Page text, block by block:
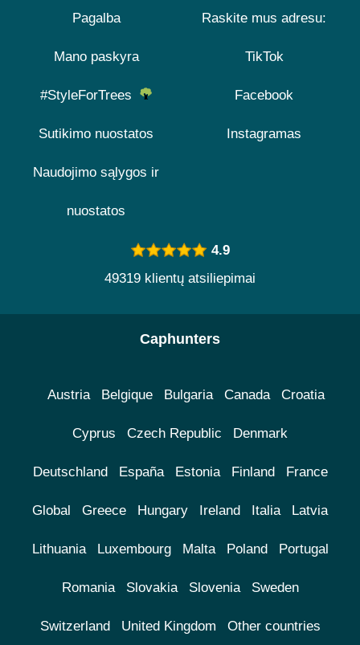
Pagalba
Mano paskyra
#StyleForTrees
Sutikimo nuostatos
Naudojimo sąlygos ir
nuostatos
Raskite mus adresu:
TikTok
Facebook
Instagramas
4.9
49319 klientų atsiliepimai
Caphunters
Austria Belgique Bulgaria Canada Croatia
Cyprus Czech Republic Denmark
Deutschland España Estonia Finland France
Global Greece Hungary Ireland Italia Latvia
Lithuania Luxembourg Malta Poland Portugal
Romania Slovakia Slovenia Sweden
Switzerland United Kingdom Other countries